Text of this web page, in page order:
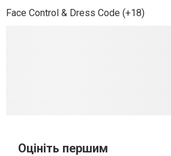
Face Control & Dress Code (+18)
Оцініть першим